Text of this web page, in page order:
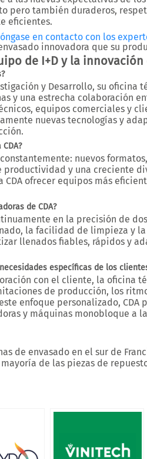
pero también duraderos,
eficientes.
en contacto con los
innovadora que su
de I+D y la innovación
y Desarrollo, su oficina
y una estrecha colaboración
equipos comerciales y
nuevas tecnologías y
nuevos
productividad y una creciente
ofrecer equipos más
de CDA?
en la precisión de
la facilidad de limpieza y
llenados fiables, rápidos y
específicas de los
con el cliente, la oficina
de producción, los
enfoque personalizado, CDA
y máquinas monobloque a
de envasado en el sur de
de las piezas de